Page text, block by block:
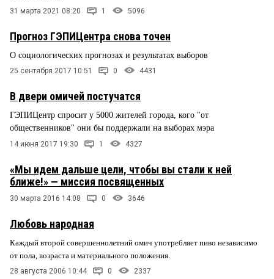
31 марта 2021 08:20 1 5096
Прогноз ГЭПИЦентра снова точен
О социологических прогнозах и результатах выборов
25 сентября 2017 10:51 0 4431
В двери омичей постучатся
ГЭПИЦентр спросит у 5000 жителей города, кого "от
общественников" они бы поддержали на выборах мэра
14 июня 2017 19:30 1 4327
«Мы идем дальше цели, чтобы вы стали к ней
ближе!» — миссия посвященных
30 марта 2016 14:08 0 3646
Любовь народная
Каждый второй совершеннолетний омич употребляет пиво независимо
от пола, возраста и материального положения.
28 августа 2006 10:44 0 2337